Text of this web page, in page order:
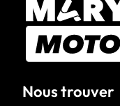
Nous trouver